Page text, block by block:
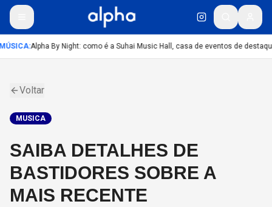
:Alpha By Night: como é a Suhai Music Hall, casa de eventos de
Voltar
MUSICA
SAIBA DETALHES DE
BASTIDORES SOBRE A
MAIS RECENTE